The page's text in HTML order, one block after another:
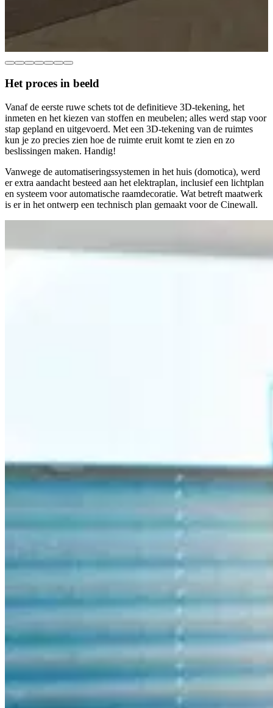
Het proces in beeld
Vanaf de eerste ruwe schets tot de definitieve 3D-tekening, het
inmeten en het kiezen van stoffen en meubelen; alles werd stap voor
stap gepland en uitgevoerd. Met een 3D-tekening van de ruimtes
kun je zo precies zien hoe de ruimte eruit komt te zien en zo
beslissingen maken. Handig!
Vanwege de automatiseringssystemen in het huis (domotica), werd
er extra aandacht besteed aan het elektraplan, inclusief een lichtplan
en systeem voor automatische raamdecoratie. Wat betreft maatwerk
is er in het ontwerp een technisch plan gemaakt voor de Cinewall.